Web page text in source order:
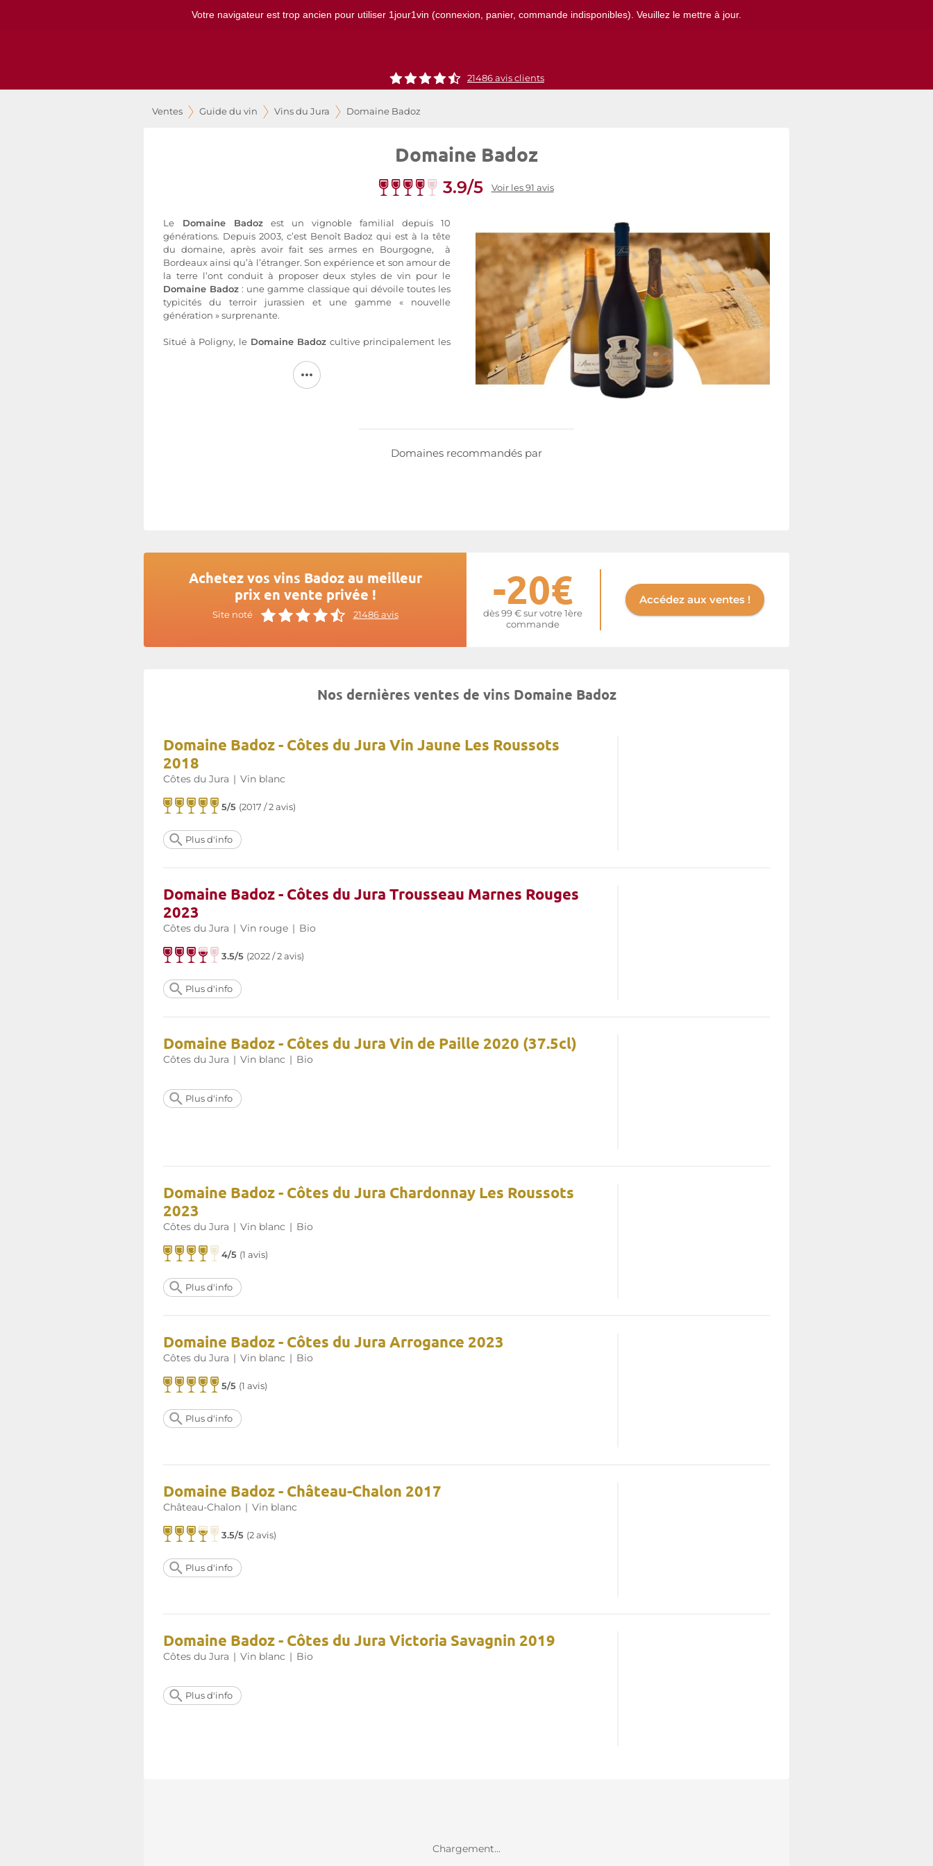
Votre navigateur est trop ancien pour utiliser 1jour1vin (connexion, panier, commande indisponibles). Veuillez le mettre à jour.
21486 avis clients
Ventes Guide du vin Vins du Jura Domaine Badoz
Domaine Badoz
3.9/5 Voir les 91 avis
Le Domaine Badoz est un vignoble familial depuis 10
générations. Depuis 2003, c’est Benoît Badoz qui est à la tête
du domaine, après avoir fait ses armes en Bourgogne, à
Bordeaux ainsi qu’à l’étranger. Son expérience et son amour de
la terre l’ont conduit à proposer deux styles de vin pour le
Domaine Badoz : une gamme classique qui dévoile toutes les
typicités du terroir jurassien et une gamme « nouvelle
génération » surprenante.
Situé à Poligny, le Domaine Badoz cultive principalement les
d’argiles bleues, grises et rouges, issues des marnes de Lias, du
Trias et des éboulis calcaires du Bajocien. Le travail des vignes
Domaines recommandés par
Achetez vos vins Badoz au meilleur
prix en vente privée !
Site noté 21486 avis
-20€
dès 99 € sur votre 1ère
commande
Accédez aux ventes !
Nos dernières ventes de vins Domaine Badoz
Domaine Badoz - Côtes du Jura Vin Jaune Les Roussots
2018
Côtes du Jura | Vin blanc
5/5 (2017 / 2 avis)
Plus d'info
Domaine Badoz - Côtes du Jura Trousseau Marnes Rouges
2023
Côtes du Jura | Vin rouge | Bio
3.5/5 (2022 / 2 avis)
Plus d'info
Domaine Badoz - Côtes du Jura Vin de Paille 2020 (37.5cl)
Côtes du Jura | Vin blanc | Bio
Plus d'info
Domaine Badoz - Côtes du Jura Chardonnay Les Roussots
2023
Côtes du Jura | Vin blanc | Bio
4/5 (1 avis)
Plus d'info
Domaine Badoz - Côtes du Jura Arrogance 2023
Côtes du Jura | Vin blanc | Bio
5/5 (1 avis)
Plus d'info
Domaine Badoz - Château-Chalon 2017
Château-Chalon | Vin blanc
3.5/5 (2 avis)
Plus d'info
Domaine Badoz - Côtes du Jura Victoria Savagnin 2019
Côtes du Jura | Vin blanc | Bio
Plus d'info
Chargement...